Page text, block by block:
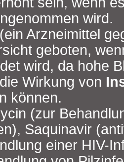
wird.
Arzneimittel
geboten,
wird, da hohe
Wirkung von
können.
(zur
Saquinavir
einer HIV-